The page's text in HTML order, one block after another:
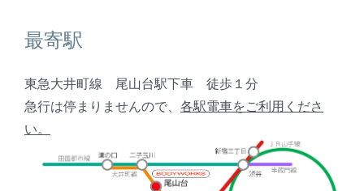
最寄駅
東急大井町線 尾山台駅下車 徒歩１分
急行は停まりませんので、 各駅電車をご利用くださ
い。